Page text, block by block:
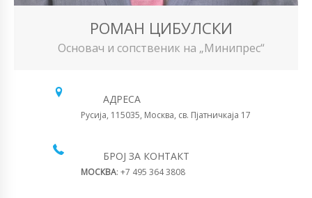
РОМАН ЦИБУЛСКИ
Основач и сопственик на „Минипрес“
АДРЕСА
Русија, 115035, Москва, св. Пјатничкаја 17
БРОЈ ЗА КОНТАКТ
МОСКВА: +7 495 364 3808